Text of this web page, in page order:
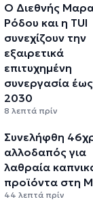
Ο Διεθνής
Ρόδου και η TUI
συνεχίζουν την
εξαιρετικά
επιτυχημένη
συνεργασία
2030
8 λεπτά πρίν
Συνελήφθη
αλλοδαπός για
λαθραία
προϊόντα στη
44 λεπτά πρίν